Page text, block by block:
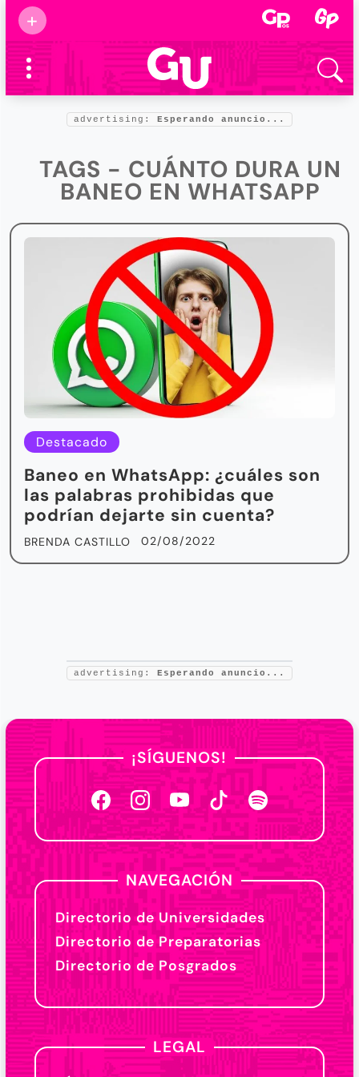
+
Supermamás
2025
Marcas de
confianza
Foro salud
advertising: Esperando anuncio...
TAGS - CUÁNTO DURA UN
BANEO EN WHATSAPP
Destacado
Baneo en WhatsApp: ¿cuáles son
las palabras prohibidas que
podrían dejarte sin cuenta?
BRENDA CASTILLO 02/08/2022
advertising: Esperando anuncio...
¡SÍGUENOS!
NAVEGACIÓN
Directorio de Universidades
Directorio de Preparatorias
Directorio de Posgrados
LEGAL